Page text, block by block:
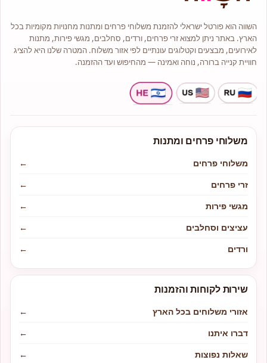
השווה הוא פורטל ישראלי להזמנת משלוחי פרחים ומתנות מחנויות מקומיות בכל
הארץ. באתר ניתן למצוא זרי פרחים, ורדים, סחלבים, מגשי פירות, מתנות
לאירועים, מבצעים וקטלוגים עונתיים לפי אזור משלוח. המטרה שלנו היא להציג
חוויית קנייה ברורה, נוחה ואמינה — מהחיפוש ועד ההזמנה.
משלוחי פרחים ומתנות
משלוחי פרחים
←
זרי פרחים
←
מגשי פירות
←
עציצים וסחלבים
←
ורדים
←
שירות לקוחות והזמנות
אזורי משלוחים בכל הארץ
←
דברו איתנו
←
שאלות נפוצות
←